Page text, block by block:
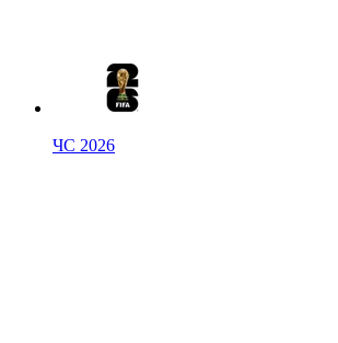
ЧС 2026